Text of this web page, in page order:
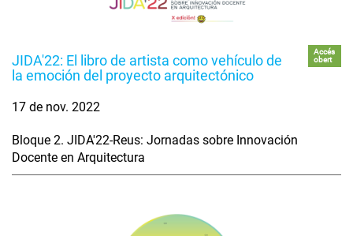
JIDA'22: El libro de artista como vehículo de
la emoción del proyecto arquitectónico
Accés
obert
17 de nov. 2022
Bloque 2. JIDA'22-Reus: Jornadas sobre Innovación
Docente en Arquitectura